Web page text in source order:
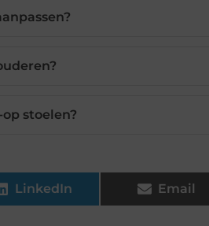
stoelen?
LinkedIn Email